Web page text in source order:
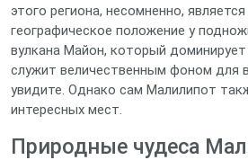
этого региона, несомненно,
географическое положение у
вулкана Майон, который
служит величественным фоном для
увидите. Однако сам Малилипот
интересных мест.
Природные чудеса